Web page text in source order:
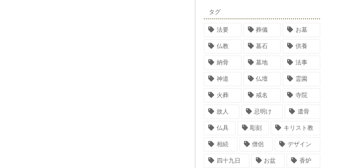
タグ
法要 葬儀 お墓
仏教 墓石 供養
納骨 墓地 法事
神道 仏壇 霊園
火葬 戒名 寺院
故人 忌明け 遺骨
仏具 彫刻 キリスト教
相続 僧侶 デザイン
四十九日 お盆 香炉